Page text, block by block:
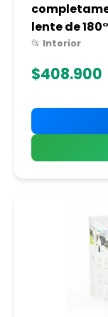
lente de
📂 Interior
$408.900